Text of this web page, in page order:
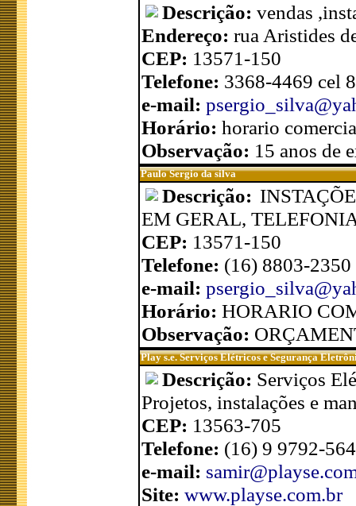
Descrição: vendas
Endereço: rua Aristides
CEP: 13571-150
Telefone: 3368-4469 cel
e-mail:
Horário: horario
Observação: 15 anos de
Paulo Sergio da silva
Descrição:
EM GERAL,
CEP: 13571-150
Telefone: (16) 8803-
e-mail:
Horário: HORARIO
Observação:
Play s.e. Serviços Elétricos e Segurança
Descrição: Serviços
Projetos, instalações e
CEP: 13563-705
Telefone: (16) 9 9792-
e-mail:
Site: www.playse.com.br